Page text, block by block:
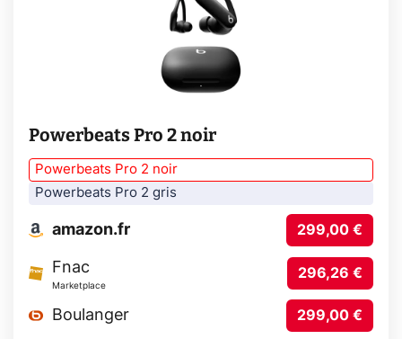
Powerbeats Pro 2 noir
Powerbeats Pro 2 noir
Powerbeats Pro 2 gris
amazon.fr 299,00 €
Fnac
Marketplace
296,26 €
Boulanger 299,00 €